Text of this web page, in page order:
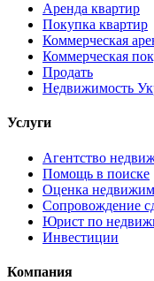
Аренда квартир
Покупка квартир
Коммерческая
Коммерческая
Продать
Недвижимость
Услуги
Агентство
Помощь в поиске
Оценка
Сопровождение
Юрист по
Инвестиции
Компания